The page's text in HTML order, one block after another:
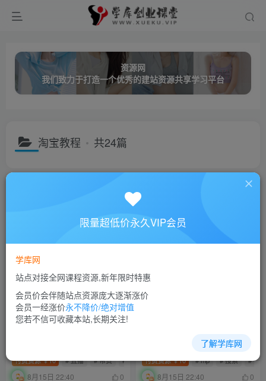
资源网
我们致力于打造一个优秀的建站资源共享学习平台
淘宝教程 共24篇
名师讲座
创业项目
浏览 点赞 评论
付费资源 ￥10 # 直播 # 带货 # mdash
8月15日 22:40 0
拉升实操必备，简单易学，快
付费资源 ￥10 # mp # 搜索 # 拉升
8月15日 22:40 0
限量超低价永久VIP会员
学库网
站点对接全网课程资源,新年限时特惠
会员价会伴随站点资源庞大逐渐涨价
会员一经涨价永不降价/绝对增值
您若不信可收藏本站,长期关注!
了解学库网